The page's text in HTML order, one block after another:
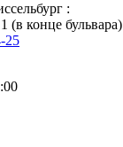
:
(в конце бульвара)
25